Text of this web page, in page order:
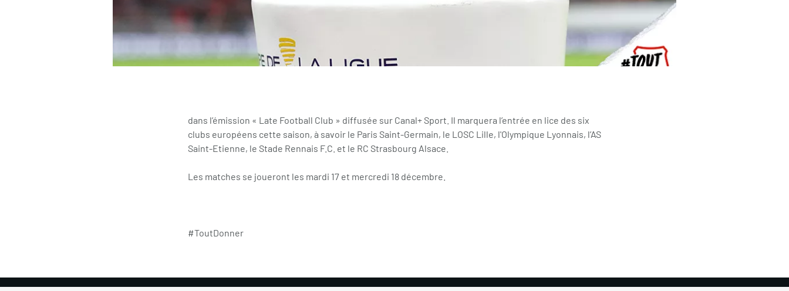
dans l’émission « Late Football Club » diffusée sur Canal+ Sport. Il marquera l’entrée en lice des six
clubs européens cette saison, à savoir le Paris Saint-Germain, le LOSC Lille, l'Olympique Lyonnais, l’AS
Saint-Etienne, le Stade Rennais F.C. et le RC Strasbourg Alsace.
Les matches se joueront les mardi 17 et mercredi 18 décembre.
#ToutDonner